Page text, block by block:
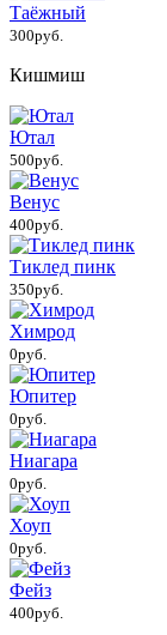
Таёжный
300руб.
Кишмиш
Ютал
500руб.
Венус
400руб.
Тиклед пинк
350руб.
Химрод
0руб.
Юпитер
0руб.
Ниагара
0руб.
Хоуп
0руб.
Фейз
400руб.